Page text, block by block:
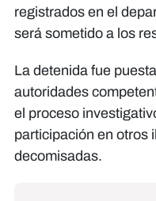
registrados en el
será sometido a los
La detenida fue
autoridades
el proceso
participación en otros
decomisadas.